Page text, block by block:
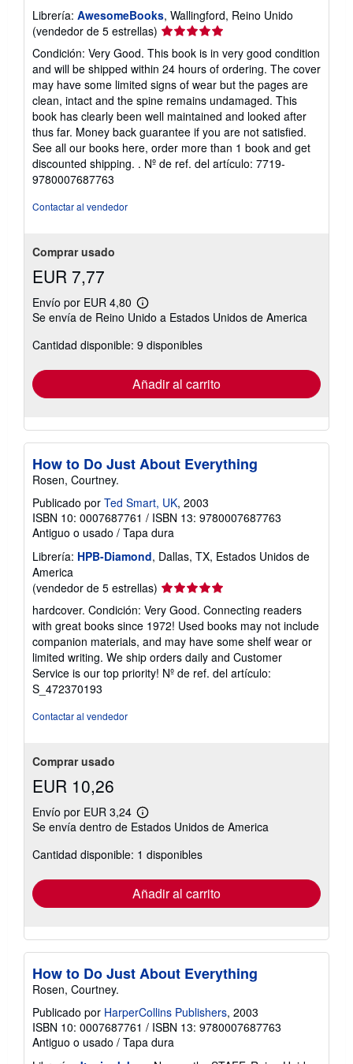
Librería: AwesomeBooks, Wallingford, Reino Unido
(vendedor de 5 estrellas) Calificación
del
vendedor:
5
de
5
estrellas
Condición: Very Good. This book is in very good condition
and will be shipped within 24 hours of ordering. The cover
may have some limited signs of wear but the pages are
clean, intact and the spine remains undamaged. This
book has clearly been well maintained and looked after
thus far. Money back guarantee if you are not satisfied.
See all our books here, order more than 1 book and get
discounted shipping. . Nº de ref. del artículo: 7719-
9780007687763
Contactar al vendedor
Comprar usado
EUR 7,77
Envío por EUR 4,80
Más
información
las
tarifas
envío
Se envía de Reino Unido a Estados Unidos de America
Cantidad disponible: 9 disponibles
Añadir al carrito
How to Do Just About Everything
Rosen, Courtney.
Publicado por Ted Smart, UK, 2003
ISBN 10: 0007687761 / ISBN 13: 9780007687763
Antiguo o usado / Tapa dura
Librería: HPB-Diamond, Dallas, TX, Estados Unidos de
America
(vendedor de 5 estrellas) Calificación
del
vendedor:
5
de
5
estrellas
hardcover. Condición: Very Good. Connecting readers
with great books since 1972! Used books may not include
companion materials, and may have some shelf wear or
limited writing. We ship orders daily and Customer
Service is our top priority! Nº de ref. del artículo:
S_472370193
Contactar al vendedor
Comprar usado
EUR 10,26
Envío por EUR 3,24
Más
información
las
tarifas
envío
Se envía dentro de Estados Unidos de America
Cantidad disponible: 1 disponibles
Añadir al carrito
How to Do Just About Everything
Rosen, Courtney.
Publicado por HarperCollins Publishers, 2003
ISBN 10: 0007687761 / ISBN 13: 9780007687763
Antiguo o usado / Tapa dura